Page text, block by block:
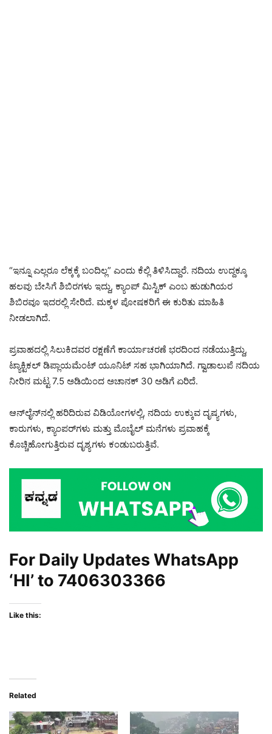
“ಇನ್ನೂ ಎಲ್ಲರೂ ಲೆಕ್ಕಕ್ಕೆ ಬಂದಿಲ್ಲ” ಎಂದು ಕೆಲ್ಲಿ ತಿಳಿಸಿದ್ದಾರೆ. ನದಿಯ ಉದ್ದಕ್ಕೂ
ಹಲವು ಬೇಸಿಗೆ ಶಿಬಿರಗಳು ಇದ್ದು, ಕ್ಯಾಂಪ್ ಮಿಸ್ಟಿಕ್ ಎಂಬ ಹುಡುಗಿಯರ
ಶಿಬಿರವೂ ಇದರಲ್ಲಿ ಸೇರಿದೆ. ಮಕ್ಕಳ ಪೋಷಕರಿಗೆ ಈ ಕುರಿತು ಮಾಹಿತಿ
ನೀಡಲಾಗಿದೆ.
ಪ್ರವಾಹದಲ್ಲಿ ಸಿಲುಕಿದವರ ರಕ್ಷಣೆಗೆ ಕಾರ್ಯಾಚರಣೆ ಭರದಿಂದ ನಡೆಯುತ್ತಿದ್ದು,
ಟ್ಯಾಕ್ಟಿಕಲ್ ಡಿಪ್ಲಾಯಮೆಂಟ್ ಯೂನಿಟ್ ಸಹ ಭಾಗಿಯಾಗಿದೆ. ಗ್ವಾಡಾಲುಪೆ ನದಿಯ
ನೀರಿನ ಮಟ್ಟ 7.5 ಅಡಿಯಿಂದ ಅಚಾನಕ್ 30 ಅಡಿಗೆ ಏರಿದೆ.
ಆನ್‌ಲೈನ್‌ನಲ್ಲಿ ಹರಿದಿರುವ ವಿಡಿಯೋಗಳಲ್ಲಿ, ನದಿಯ ಉಕ್ಕುವ ದೃಷ್ಯಗಳು,
ಕಾರುಗಳು, ಕ್ಯಾಂಪರ್‌ಗಳು ಮತ್ತು ಮೊಬೈಲ್ ಮನೆಗಳು ಪ್ರವಾಹಕ್ಕೆ
ಕೊಚ್ಚಿಹೋಗುತ್ತಿರುವ ದೃಶ್ಯಗಳು ಕಂಡುಬರುತ್ತಿವೆ.
For Daily Updates WhatsApp
‘HI’ to 7406303366
Like this:
Related